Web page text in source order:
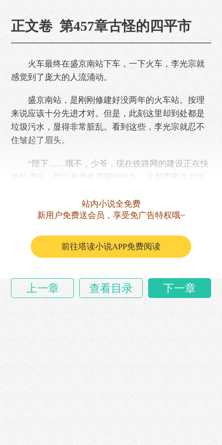
正文卷 第457章古怪的四平市
火车最终在盛京南站下车，一下火车，李光宗就
感觉到了庞大的人流涌动。
盛京南站，是刚刚修建好没两年的火车站。按理
来说应该十分先进才对。但是，此刻这里却到处都是
垃圾污水，显得非常脏乱。看到这些，李光宗就忍不
住皱起了眉头。
“陛下……哦不，少爷，现在铁路网的建设正在快
速的进行，所以有很多遗漏的地方，这都需要在后续
站内小说全免费
新用户免费送会员，享受免广告特权哦~
前往塔读小说APP免费阅读
上一章 查看目录 下一章